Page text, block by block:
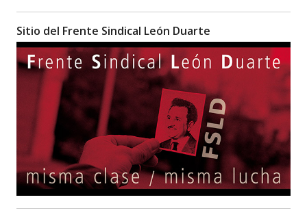
Sitio del Frente Sindical León Duarte